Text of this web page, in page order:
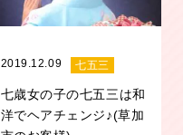
2019.12.09 七五三
七歳女の子の七五三は和
洋でヘアチェンジ♪(草加